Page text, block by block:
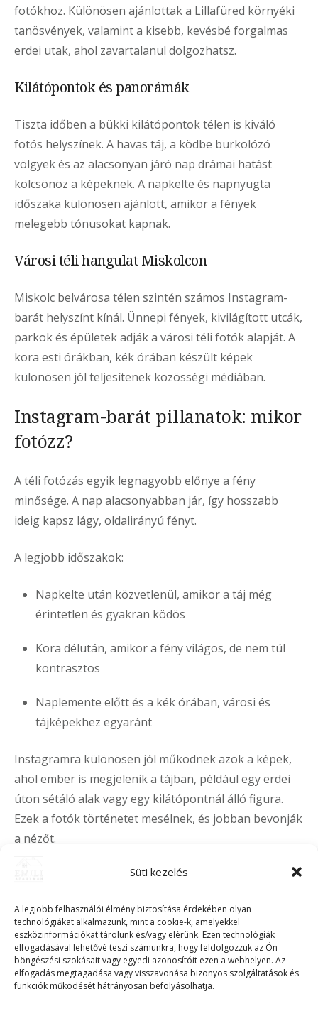
Süti kezelés
A legjobb felhasználói élmény biztosítása érdekében olyan
technológiákat alkalmazunk, mint a cookie-k, amelyekkel
eszközinformációkat tárolunk és/vagy elérünk. Ezen technológiák
elfogadásával lehetővé teszi számunkra, hogy feldolgozzuk az Ön
böngészési szokásait vagy egyedi azonosítóit ezen a webhelyen. Az
elfogadás megtagadása vagy visszavonása bizonyos szolgáltatások és
funkciók működését hátrányosan befolyásolhatja.
fotókhoz. Különösen ajánlottak a Lillafüred környéki
tanösvények, valamint a kisebb, kevésbé forgalmas
erdei utak, ahol zavartalanul dolgozhatsz.
Kilátópontok és panorámák
Tiszta időben a bükki kilátópontok télen is kiváló
fotós helyszínek. A havas táj, a ködbe burkolózó
völgyek és az alacsonyan járó nap drámai hatást
kölcsönöz a képeknek. A napkelte és napnyugta
időszaka különösen ajánlott, amikor a fények
melegebb tónusokat kapnak.
Városi téli hangulat Miskolcon
Miskolc belvárosa télen szintén számos Instagram-
barát helyszínt kínál. Ünnepi fények, kivilágított utcák,
parkok és épületek adják a városi téli fotók alapját. A
kora esti órákban, kék órában készült képek
különösen jól teljesítenek közösségi médiában.
Instagram-barát pillanatok: mikor
fotózz?
A téli fotózás egyik legnagyobb előnye a fény
minősége. A nap alacsonyabban jár, így hosszabb
ideig kapsz lágy, oldalirányú fényt.
A legjobb időszakok:
Napkelte után közvetlenül, amikor a táj még
érintetlen és gyakran ködös
Kora délután, amikor a fény világos, de nem túl
kontrasztos
Naplemente előtt és a kék órában, városi és
tájképekhez egyaránt
Instagramra különösen jól működnek azok a képek,
ahol ember is megjelenik a tájban, például egy erdei
úton sétáló alak vagy egy kilátópontnál álló figura.
Ezek a fotók történetet mesélnek, és jobban bevonják
a nézőt.
Természetes fény használata télen
Télen a természetes fény kihasználása
kulcsfontosságú. A hó kiváló fényvisszaverő, ezért
gyakran nincs szükség plusz világításra. Érdemes
enyhén alulexponálni, hogy a hó ne égjen ki, majd
utómunkában finoman világosítani a képet.